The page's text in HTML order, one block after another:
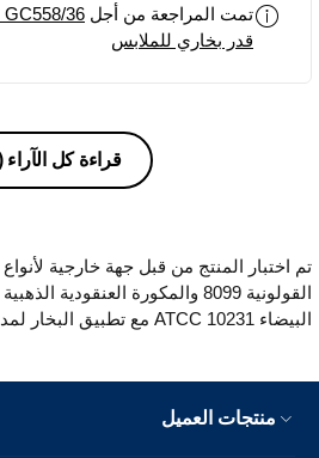
الثانية بعد نفس المدة تقريباً ونفس
بانتظام. وهذا الشيء مو عملي. وديتها
كهربائي وقال عشان ما تخرب
تمت المراجعة من أجل GC558/36
قدر بخاري للملابس
قراءة كل الآراء
تم اختبار المنتج من قبل جهة خارجية لأنواع
البيضاء ATCC 10231 مع تطبيق البخار لمدة دقيقة واحدة.
منتجات العميل